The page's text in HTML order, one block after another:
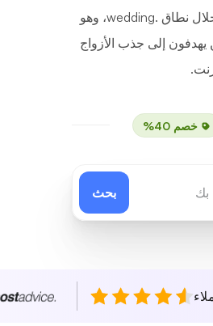
قم بترقية أعمال الزفاف الخاصة بك من خلال نطاق .wedding، وهو
يهدفون إلى جذب الأزواج
خصم 40%
بحث